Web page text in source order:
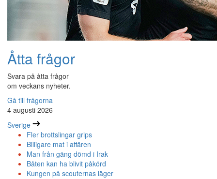
Åtta frågor
Svara på åtta frågor
om veckans nyheter.
Gå till frågorna
4 augusti 2026
Sverige
Fler brottslingar grips
Billigare mat i affären
Man från gäng dömd i Irak
Båten kan ha blivit påkörd
Kungen på scouternas läger